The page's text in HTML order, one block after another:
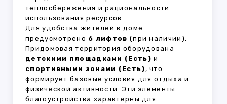
теплосбережения и рациональности
использования ресурсов.
Для удобства жителей в доме
предусмотрено 6 лифтов (при наличии).
Придомовая территория оборудована
детскими площадками (Есть) и
спортивными зонами (Есть), что
формирует базовые условия для отдыха и
физической активности. Эти элементы
благоустройства характерны для